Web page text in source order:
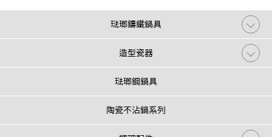
琺瑯鑄鐵鍋具
造型瓷器
琺瑯鋼鍋具
陶瓷不沾鍋系列